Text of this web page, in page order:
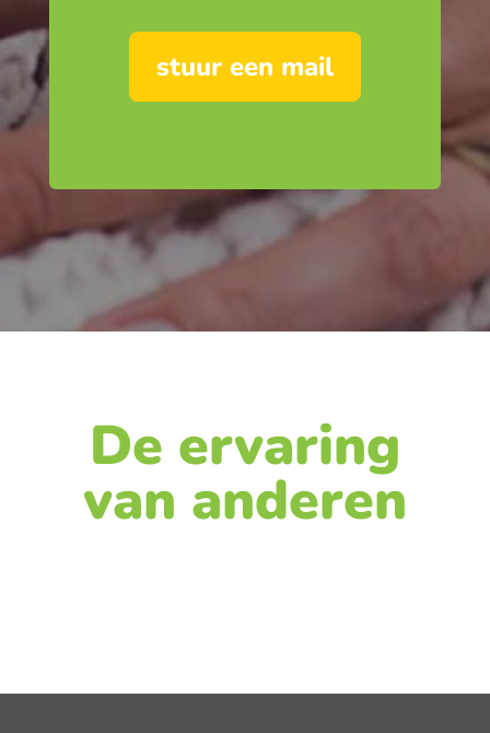
stuur een mail
De ervaring
van anderen